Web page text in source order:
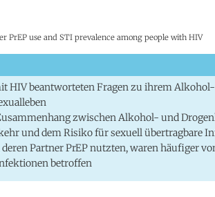
PrEP use and STI prevalence among people with HIV
HIV beantworteten Fragen zu ihrem
zwischen Alkohol- und
und dem Risiko für sexuell übertragbare
Partner PrEP nutzten, waren häufiger
betroffen